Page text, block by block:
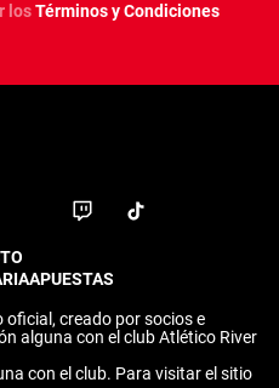
losTérminos y Condiciones
APUESTAS
creado por socios e
alguna con el club Atlético River
con el club. Para visitar el sitio